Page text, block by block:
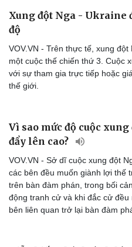
Xung đột Nga - Ukraine
độ
VOV.VN - Trên thực tế, xung
một cuộc thế chiến thứ 3. Cuộc
với sự tham gia trực tiếp hoặc
thế giới.
Vì sao mức độ cuộc
đẩy lên cao?
VOV.VN - Sở dĩ cuộc xung đột
các bên đều muốn giành lợi thế
trên bàn đàm phán, trong bối
động tranh cử và khi đắc cử
bên liên quan trở lại bàn đàm